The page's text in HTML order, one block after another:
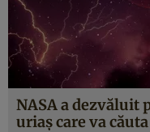
NASA a dezvăluit
uriaș care va